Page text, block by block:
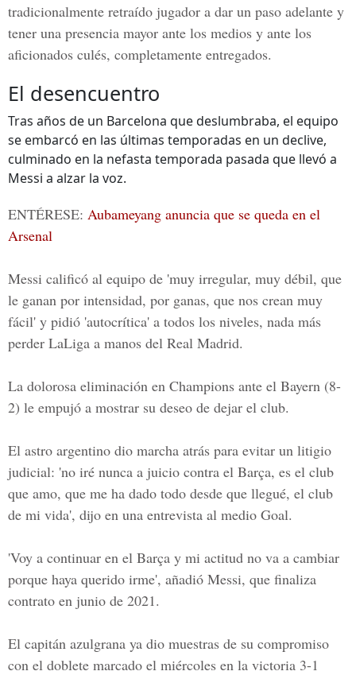
tradicionalmente retraído jugador a dar un paso adelante y
tener una presencia mayor ante los medios y ante los
aficionados culés, completamente entregados.
El desencuentro
Tras años de un Barcelona que deslumbraba, el equipo
se embarcó en las últimas temporadas en un declive,
culminado en la nefasta temporada pasada que llevó a
Messi a alzar la voz.
ENTÉRESE: Aubameyang anuncia que se queda en el
Arsenal
Messi calificó al equipo de 'muy irregular, muy débil, que
le ganan por intensidad, por ganas, que nos crean muy
fácil' y pidió 'autocrítica' a todos los niveles, nada más
perder LaLiga a manos del Real Madrid.
La dolorosa eliminación en Champions ante el Bayern (8-
2) le empujó a mostrar su deseo de dejar el club.
El astro argentino dio marcha atrás para evitar un litigio
judicial: 'no iré nunca a juicio contra el Barça, es el club
que amo, que me ha dado todo desde que llegué, el club
de mi vida', dijo en una entrevista al medio Goal.
'Voy a continuar en el Barça y mi actitud no va a cambiar
porque haya querido irme', añadió Messi, que finaliza
contrato en junio de 2021.
El capitán azulgrana ya dio muestras de su compromiso
con el doblete marcado el miércoles en la victoria 3-1